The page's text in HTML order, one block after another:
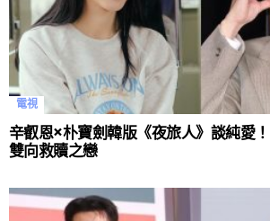
電視
辛叡恩×朴寶劍韓版《夜旅人》談純愛
雙向救贖之戀